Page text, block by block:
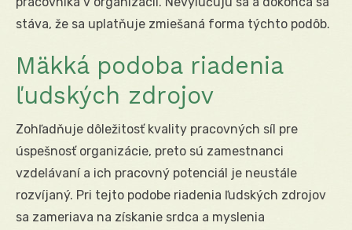
stáva, že sa uplatňuje zmiešaná forma týchto podôb.
Mäkká podoba riadenia
ľudských zdrojov
Zohľadňuje dôležitosť kvality pracovných síl pre
úspešnosť organizácie, preto sú zamestnanci
vzdelávaní a ich pracovný potenciál je neustále
rozvíjaný. Pri tejto podobe riadenia ľudských zdrojov
sa zameriava na získanie srdca a myslenia